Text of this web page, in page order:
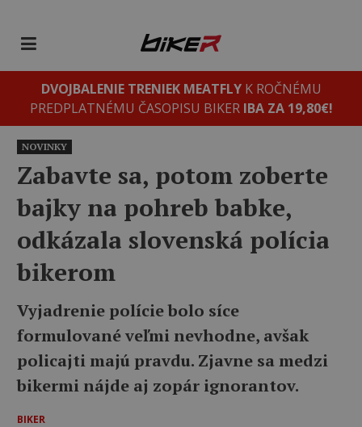
DVOJBALENIE TRENIEK MEATFLYK ROČNÉMU
PREDPLATNÉMU ČASOPISU BIKER IBA ZA 19,80€!
NOVINKY
Zabavte sa, potom zoberte
bajky na pohreb babke,
odkázala slovenská polícia
bikerom
Vyjadrenie polície bolo síce
formulované veľmi nevhodne, avšak
policajti majú pravdu. Zjavne sa medzi
bikermi nájde aj zopár ignorantov.
BIKER